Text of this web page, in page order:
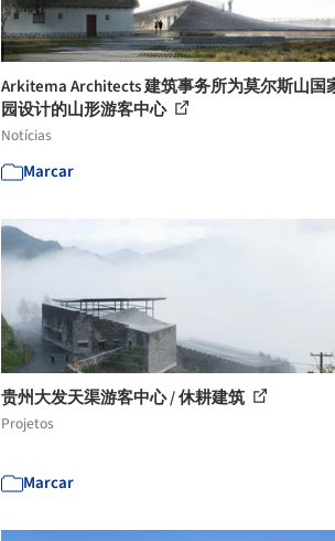
Arkitema Architects 建筑事务所为莫尔斯山国
园设计的山形游客中心
Notícias
Marcar
贵州大发天渠游客中心 / 休耕建筑
Projetos
Marcar